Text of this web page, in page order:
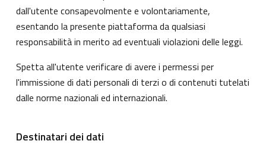
dall'utente consapevolmente e volontariamente,
esentando la presente piattaforma da qualsiasi
responsabilità in merito ad eventuali violazioni delle leggi.
Spetta all'utente verificare di avere i permessi per
l'immissione di dati personali di terzi o di contenuti tutelati
dalle norme nazionali ed internazionali.
Destinatari dei dati